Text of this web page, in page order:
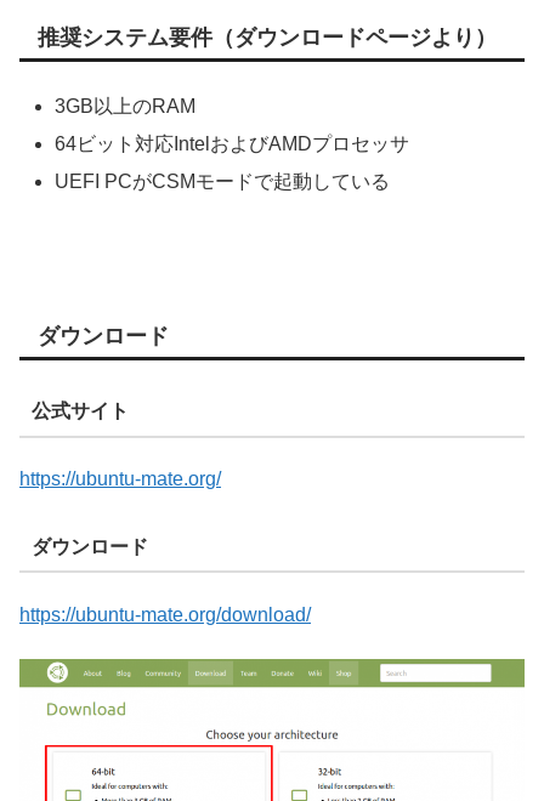
推奨システム要件（ダウンロードページより）
3GB以上のRAM
64ビット対応IntelおよびAMDプロセッサ
UEFI PCがCSMモードで起動している
ダウンロード
公式サイト
https://ubuntu-mate.org/
ダウンロード
https://ubuntu-mate.org/download/